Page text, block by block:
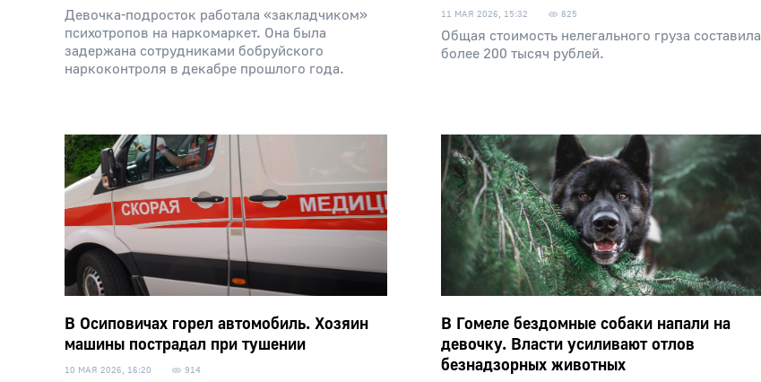
Девочка-подросток работала «закладчиком»
психотропов на наркомаркет. Она была
задержана сотрудниками бобруйского
наркоконтроля в декабре прошлого года.
11 МАЯ 2026, 15:32 825
Общая стоимость нелегального груза составила
более 200 тысяч рублей.
В Осиповичах горел автомобиль. Хозяин
машины пострадал при тушении
10 МАЯ 2026, 16:20 914
В Гомеле бездомные собаки напали на
девочку. Власти усиливают отлов
безнадзорных животных